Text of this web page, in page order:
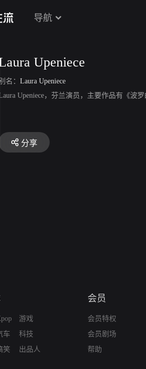
导航
Upeniece
名： Laura Upeniece
Upeniece，芬兰演员，主要作品有《波
分享
车
笑
游戏
科技
出品人
会员
会员特权
会员剧场
帮助